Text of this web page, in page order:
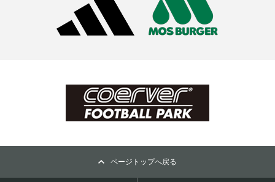
ページトップへ戻る